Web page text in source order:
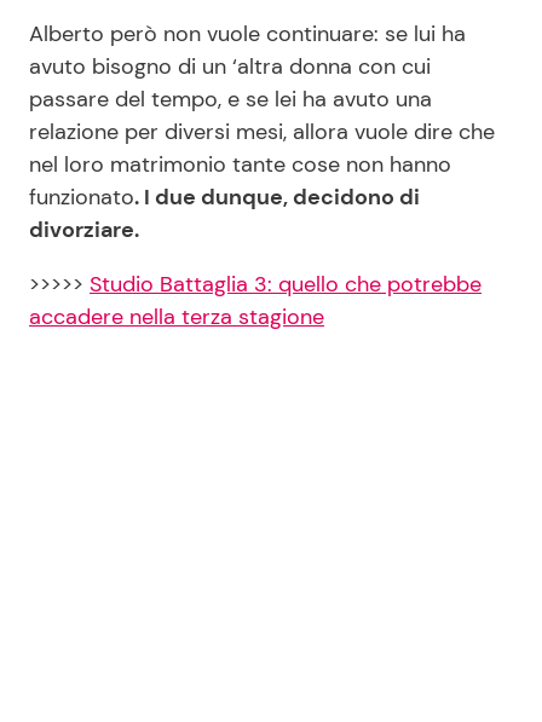
Alberto però non vuole continuare: se lui ha
avuto bisogno di un ‘altra donna con cui
passare del tempo, e se lei ha avuto una
relazione per diversi mesi, allora vuole dire che
nel loro matrimonio tante cose non hanno
funzionato. I due dunque, decidono di
divorziare.
>>>>> Studio Battaglia 3: quello che potrebbe
accadere nella terza stagione